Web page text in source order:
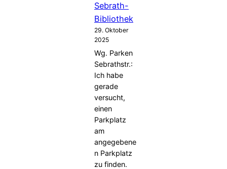
Sebrath-
Bibliothek
29. Oktober
2025
Wg. Parken
Sebrathstr.:
Ich habe
gerade
versucht,
einen
Parkplatz
am
angegebene
n Parkplatz
zu finden.